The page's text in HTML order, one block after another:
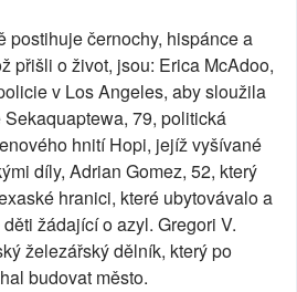
postihuje černochy, hispánce a
přišli o život, jsou: Erica McAdoo,
v Los Angeles, aby sloužila
79, politická
hnití Hopi, jejíž vyšívané
díly, Adrian Gomez, 52, který
hranici, které ubytovávalo a
žádající o azyl. Gregori V.
železářský dělník, který po
budovat město.